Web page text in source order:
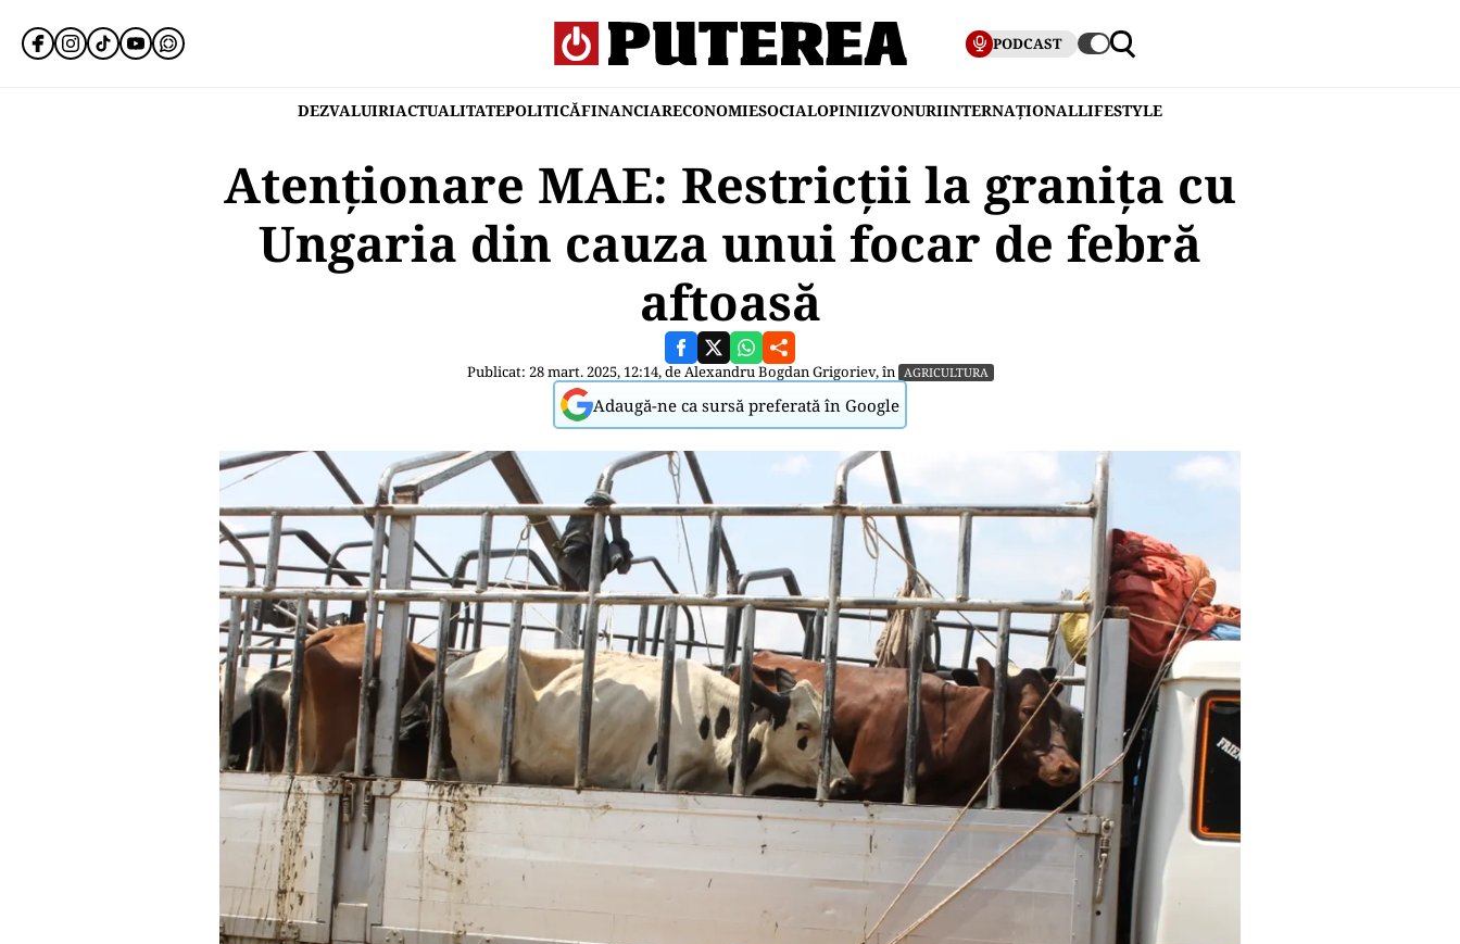
PODCAST
DEZVALUIRIACTUALITATEPOLITICĂFINANCIARECONOMIESOCIALOPINIIZVONURIINTERNAȚIONALLIFESTYLE
Atenționare MAE: Restricții la granița cu
Ungaria din cauza unui focar de febră
aftoasă
Publicat: 28 mart. 2025, 12:14, deAlexandru Bogdan Grigoriev, în AGRICULTURA
Adaugă-ne ca sursă preferată în Google